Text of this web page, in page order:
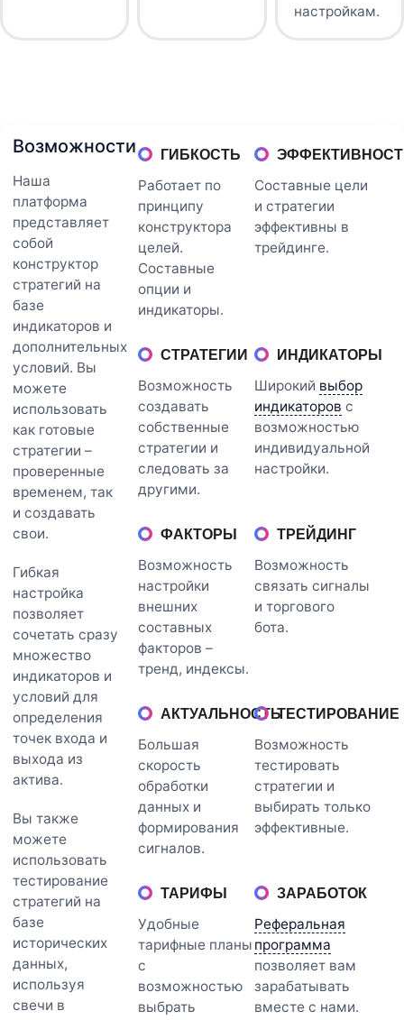
настройкам.
Возможности
Наша
платформа
представляет
собой
конструктор
стратегий на
базе
индикаторов и
дополнительных
условий. Вы
можете
использовать
как готовые
стратегии –
проверенные
временем, так
и создавать
свои.
Гибкая
настройка
позволяет
сочетать сразу
множество
индикаторов и
условий для
определения
точек входа и
выхода из
актива.
Вы также
можете
использовать
тестирование
стратегий на
базе
исторических
данных,
используя
свечи в
ГИБКОСТЬ
Работает по
принципу
конструктора
целей.
Составные
опции и
индикаторы.
Составные цели
и стратегии
эффективны в
трейдинге.
СТРАТЕГИИ
Возможность
создавать
собственные
стратегии и
следовать за
другими.
ИНДИКАТОРЫ
Широкий выбор
индикаторов с
возможностью
индивидуальной
настройки.
ФАКТОРЫ
Возможность
настройки
внешних
составных
факторов –
тренд, индексы.
ТРЕЙДИНГ
Возможность
связать сигналы
и торгового
бота.
АКТУАЛЬНОСТЬ
Большая
скорость
обработки
данных и
формирования
сигналов.
ТЕСТИРОВАНИЕ
Возможность
тестировать
стратегии и
выбирать только
эффективные.
ТАРИФЫ
Удобные
тарифные планы
с
возможностью
выбрать
ЗАРАБОТОК
Реферальная
программа
позволяет вам
зарабатывать
вместе с нами.